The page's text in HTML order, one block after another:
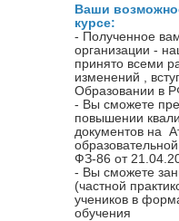
Ваши
курсе:
- Полученное
организации -
принято всеми
изменений ,
Образовании в
- Вы сможете
повышении
документов на
ФЗ-86 от
- Вы сможете
(частной
учеников в
обучения